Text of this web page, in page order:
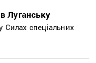
Луганську
Силах спеціальних